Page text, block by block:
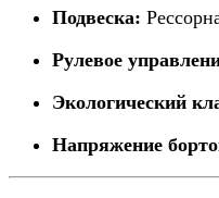
Подвеска:
Рулевое
Экологический
Напряжение